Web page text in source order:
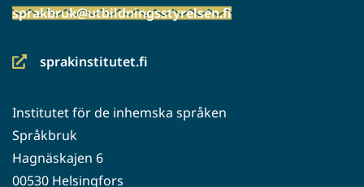
sprakbruk@utbildningsstyrelsen.fi
sprakinstitutet.fi
(siirryt
palveluun)
Institutet för de inhemska språken
Språkbruk
Hagnäskajen 6
00530 Helsingfors